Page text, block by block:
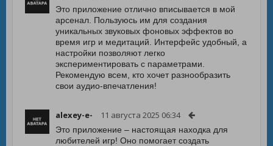
Это приложение отлично вписывается в мой
арсенал. Пользуюсь им для создания
уникальных звуковых фоновых эффектов во
время игр и медитаций. Интерфейс удобный, а
настройки позволяют легко
экспериментировать с параметрами.
Рекомендую всем, кто хочет разнообразить
свои аудио-впечатления!
alexey-e- 11 августа 2025 06:34
Это приложение – настоящая находка для
любителей игр! Оно помогает создать